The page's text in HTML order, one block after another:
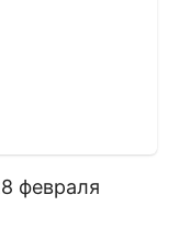
февраля